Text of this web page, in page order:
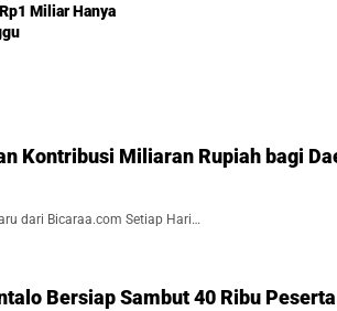
Miliar Hanya
Kontribusi Miliaran Rupiah bagi
dari Bicaraa.com Setiap Hari…
Bersiap Sambut 40 Ribu Peserta